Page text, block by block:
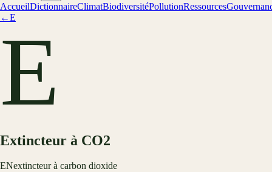
AccueilDictionnaireClimatBiodiversitéPollutionRessources
←E
E
Extincteur à CO2
ENextincteur à carbon dioxide